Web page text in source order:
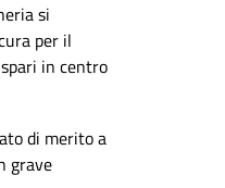
si
per il
in centro
di merito a
grave